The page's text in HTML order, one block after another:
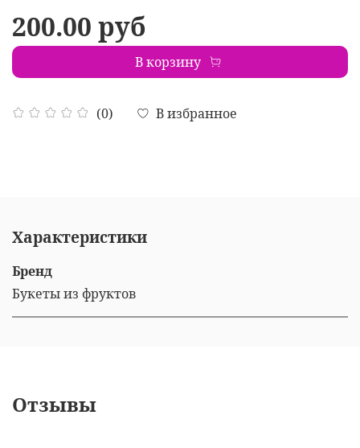
(0) В избранное
200.00 руб
В корзину
Характеристики
Бренд
Букеты из фруктов
Отзывы